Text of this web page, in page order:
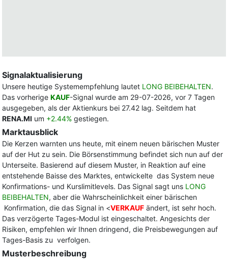
Signalaktualisierung
Unsere heutige Systemempfehlung lautet LONG BEIBEHALTEN.
Das vorherige KAUF-Signal wurde am 29-07-2026, vor 7 Tagen
ausgegeben, als der Aktienkurs bei 27.42 lag. Seitdem hat
RENA.MI um +2.44% gestiegen.
Marktausblick
Die Kerzen warnten uns heute, mit einem neuen bärischen Muster
auf der Hut zu sein. Die Börsenstimmung befindet sich nun auf der
Unterseite. Basierend auf diesem Muster, in Reaktion auf eine
entstehende Baisse des Marktes, entwickelte das System neue
Konfirmations- und Kurslimitlevels. Das Signal sagt uns LONG
BEIBEHALTEN, aber die Wahrscheinlichkeit einer bärischen
Konfirmation, die das Signal in <VERKAUF ändert, ist sehr hoch.
Das verzögerte Tages-Modul ist eingeschaltet. Angesichts der
Risiken, empfehlen wir Ihnen dringend, die Preisbewegungen auf
Tages-Basis zu verfolgen.
Musterbeschreibung